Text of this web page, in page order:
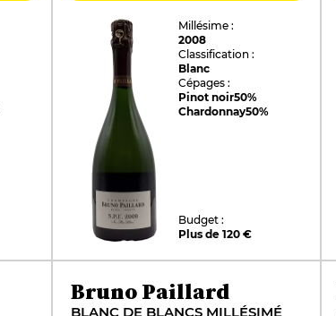
Millésime :
2008
Classification :
Blanc
Cépages :
Pinot noir50%
Chardonnay50%
Budget :
Plus de 120 €
Bruno Paillard
BLANC DE BLANCS MILLÉSIMÉ